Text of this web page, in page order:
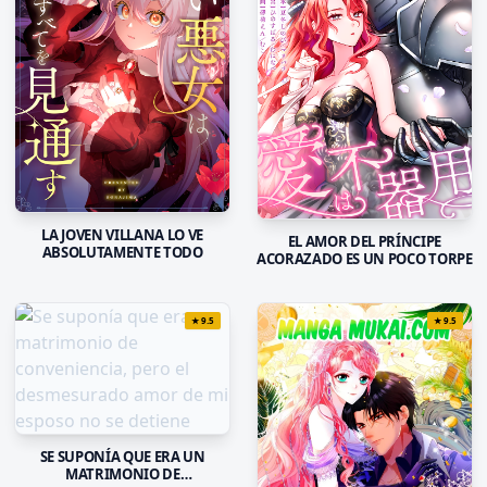
LA JOVEN VILLANA LO VE
ABSOLUTAMENTE TODO
EL AMOR DEL PRÍNCIPE
ACORAZADO ES UN POCO TORPE
★9.5
SE SUPONÍA QUE ERA UN
MATRIMONIO DE
★9.5